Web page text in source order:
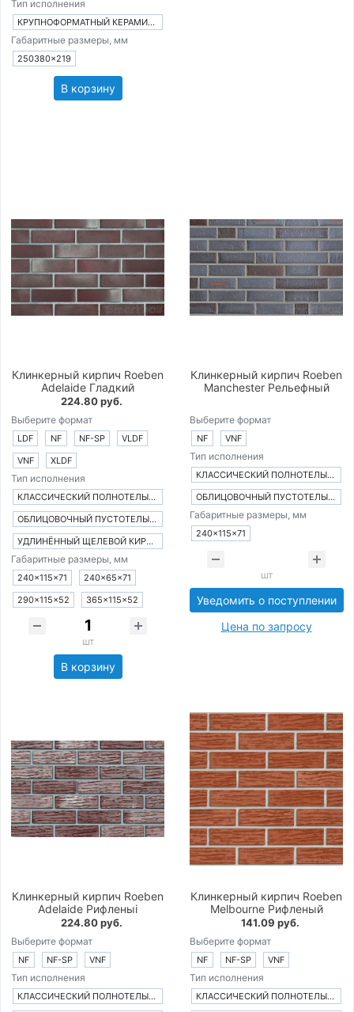
Тип исполнения
КРУПНОФОРМАТНЫЙ КЕРАМИЧЕСКИЙ БЛОК
Габаритные размеры, мм
250380×219
В корзину
Клинкерный кирпич Roeben
Adelaide Гладкий
224.80 руб.
Выберите формат
LDF NF NF-SP
VLDF
VNF
XLDF
Тип исполнения
КЛАССИЧЕСКИЙ ПОЛНОТЕЛЫЙ КИРПИЧ
ОБЛИЦОВОЧНЫЙ ПУСТОТЕЛЫЙ КИРПИЧ
УДЛИНЁННЫЙ ЩЕЛЕВОЙ КИРПИЧ
Габаритные размеры, мм
240×115×71
240×65×71
290×115×52
365×115×52
шт
В корзину
Клинкерный кирпич Roeben
Manchester Рельефный
Выберите формат
NF VNF
Тип исполнения
КЛАССИЧЕСКИЙ ПОЛНОТЕЛЫЙ КИРПИЧ
ОБЛИЦОВОЧНЫЙ ПУСТОТЕЛЫЙ КИРПИЧ
Габаритные размеры, мм
240×115×71
шт
Уведомить о поступлении
Цена по запросу
Клинкерный кирпич Roeben
Adelaide Рифленыi
224.80 руб.
Выберите формат
NF NF-SP VNF
Тип исполнения
КЛАССИЧЕСКИЙ ПОЛНОТЕЛЫЙ КИРПИЧ
Клинкерный кирпич Roeben
Melbourne Рифленый
141.09 руб.
Выберите формат
NF NF-SP VNF
Тип исполнения
КЛАССИЧЕСКИЙ ПОЛНОТЕЛЫЙ КИРПИЧ